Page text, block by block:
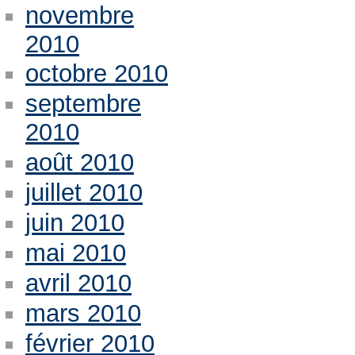
novembre
2010
octobre 2010
septembre
2010
août 2010
juillet 2010
juin 2010
mai 2010
avril 2010
mars 2010
février 2010